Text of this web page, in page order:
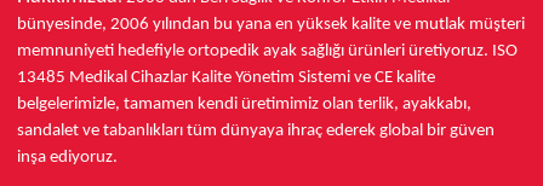
bünyesinde, 2006 yılından bu yana en yüksek kalite ve mutlak müşteri
memnuniyeti hedefiyle ortopedik ayak sağlığı ürünleri üretiyoruz. ISO
13485 Medikal Cihazlar Kalite Yönetim Sistemi ve CE kalite
belgelerimizle, tamamen kendi üretimimiz olan terlik, ayakkabı,
sandalet ve tabanlıkları tüm dünyaya ihraç ederek global bir güven
inşa ediyoruz.